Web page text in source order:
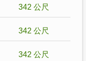
342 公尺
342 公尺
342 公尺